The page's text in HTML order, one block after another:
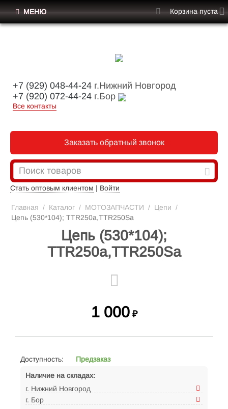
+7 (929) 048-44-24 г.Нижний Новгород
+7 (920) 072-44-24 г.Бор
Все контакты
Заказать обратный звонок
Стать оптовым клиентом | Войти
МЕНЮ Корзина пуста
Главная / Каталог / МОТОЗАПЧАСТИ / Цепи /
Цепь (530*104); TTR250a,TTR250Sa
Цепь (530*104);
TTR250a,TTR250Sa
1 000 ₽
Доступность:
Предзаказ
Наличие на складах:
г. Нижний Новгород
г. Бор